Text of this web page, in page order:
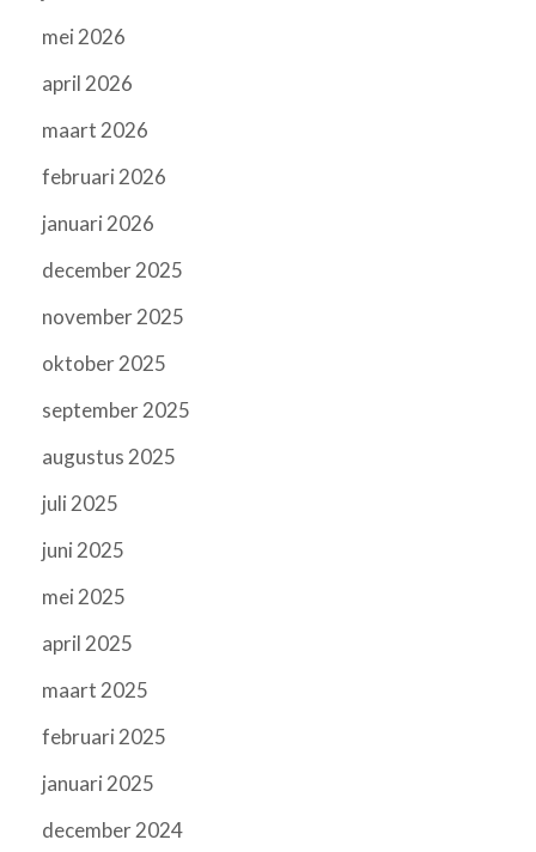
mei 2026
april 2026
maart 2026
februari 2026
januari 2026
december 2025
november 2025
oktober 2025
september 2025
augustus 2025
juli 2025
juni 2025
mei 2025
april 2025
maart 2025
februari 2025
januari 2025
december 2024